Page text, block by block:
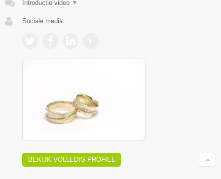
Introductie video ▼
Sociale media:
BEKIJK VOLLEDIG PROFIEL